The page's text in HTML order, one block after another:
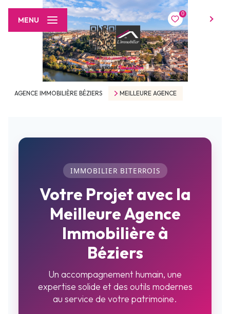
0
MENU
AGENCE IMMOBILIÈRE BÉZIERS MEILLEURE AGENCE
IMMOBILIER BITERROIS
Votre Projet avec la
Meilleure Agence
Immobilière à
Béziers
Un accompagnement humain, une
expertise solide et des outils modernes
au service de votre patrimoine.